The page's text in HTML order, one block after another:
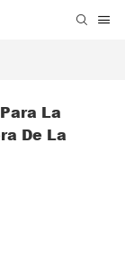
La
De La